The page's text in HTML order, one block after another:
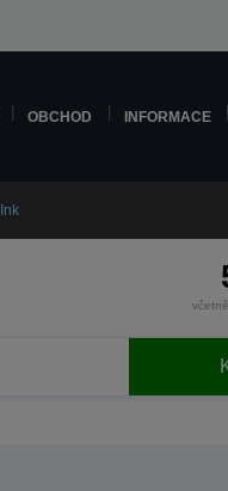
OBCHOD INFORMACE